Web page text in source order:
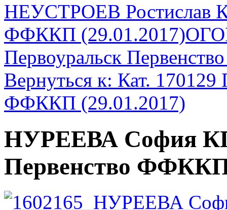
НЕУСТРОЕВ Ростислав
ФФККП (29.01.2017)
Первоуральск
Вернуться к: Кат. 170129
ФФККП (29.01.2017)
НУРЕЕВА София
Первенство ФФККП